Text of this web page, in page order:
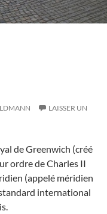
LAISSER UN
de Greenwich (créé
ordre de Charles II
(appelé méridien
international